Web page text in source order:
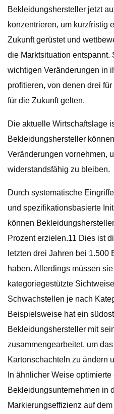
Bekleidungshersteller jetzt
konzentrieren, um kurzfristig
Zukunft gerüstet und
die Marktsituation entspannt.
wichtigen Veränderungen in
profitieren, von denen drei
für die Zukunft gelten.
Die aktuelle Wirtschaftslage
Bekleidungshersteller
Veränderungen vornehmen,
widerstandsfähig zu bleiben.
Durch systematische
und spezifikationsbasierte
können
Prozent erzielen.11 Dies ist
letzten drei Jahren bei 1.500
haben. Allerdings müssen
kategoriegestützte
Schwachstellen je nach
Beispielsweise hat ein
Bekleidungshersteller mit
zusammengearbeitet, um
Kartonschachteln zu ändern
In ähnlicher Weise
Bekleidungsunternehmen in
Markierungseffizienz auf